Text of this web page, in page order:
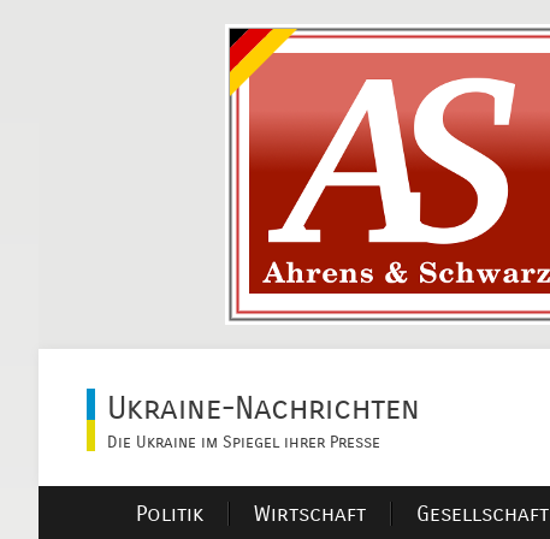
Ukraine-Nachrichten
Die Ukraine im Spiegel ihrer Presse
Politik Wirtschaft Gesellschaft